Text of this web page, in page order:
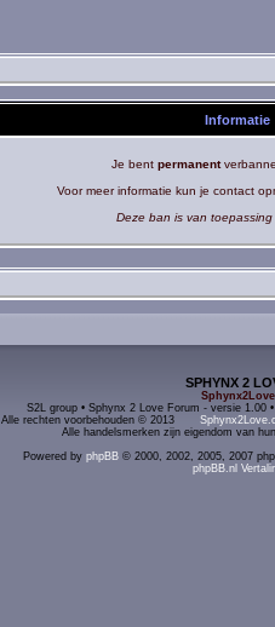
Informatie
Je bent permanent
Voor meer informatie kun je contact
Deze ban is van toepassing
SPHYNX 2
Sphynx2Love
S2L group • Sphynx 2 Love Forum - versie 1.00
Alle rechten voorbehouden © 2013
Alle handelsmerken zijn eigendom van
Powered by phpBB© 2000, 2002, 2005, 2007
phpBB.nl